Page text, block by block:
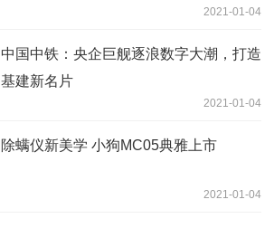
2021-01-04
中国中铁：央企巨舰逐浪数字大潮，打造
基建新名片
2021-01-04
除螨仪新美学 小狗MC05典雅上市
2021-01-04